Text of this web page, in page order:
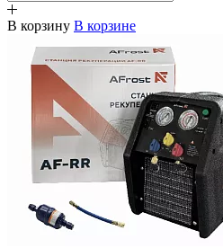
В корзину В корзине